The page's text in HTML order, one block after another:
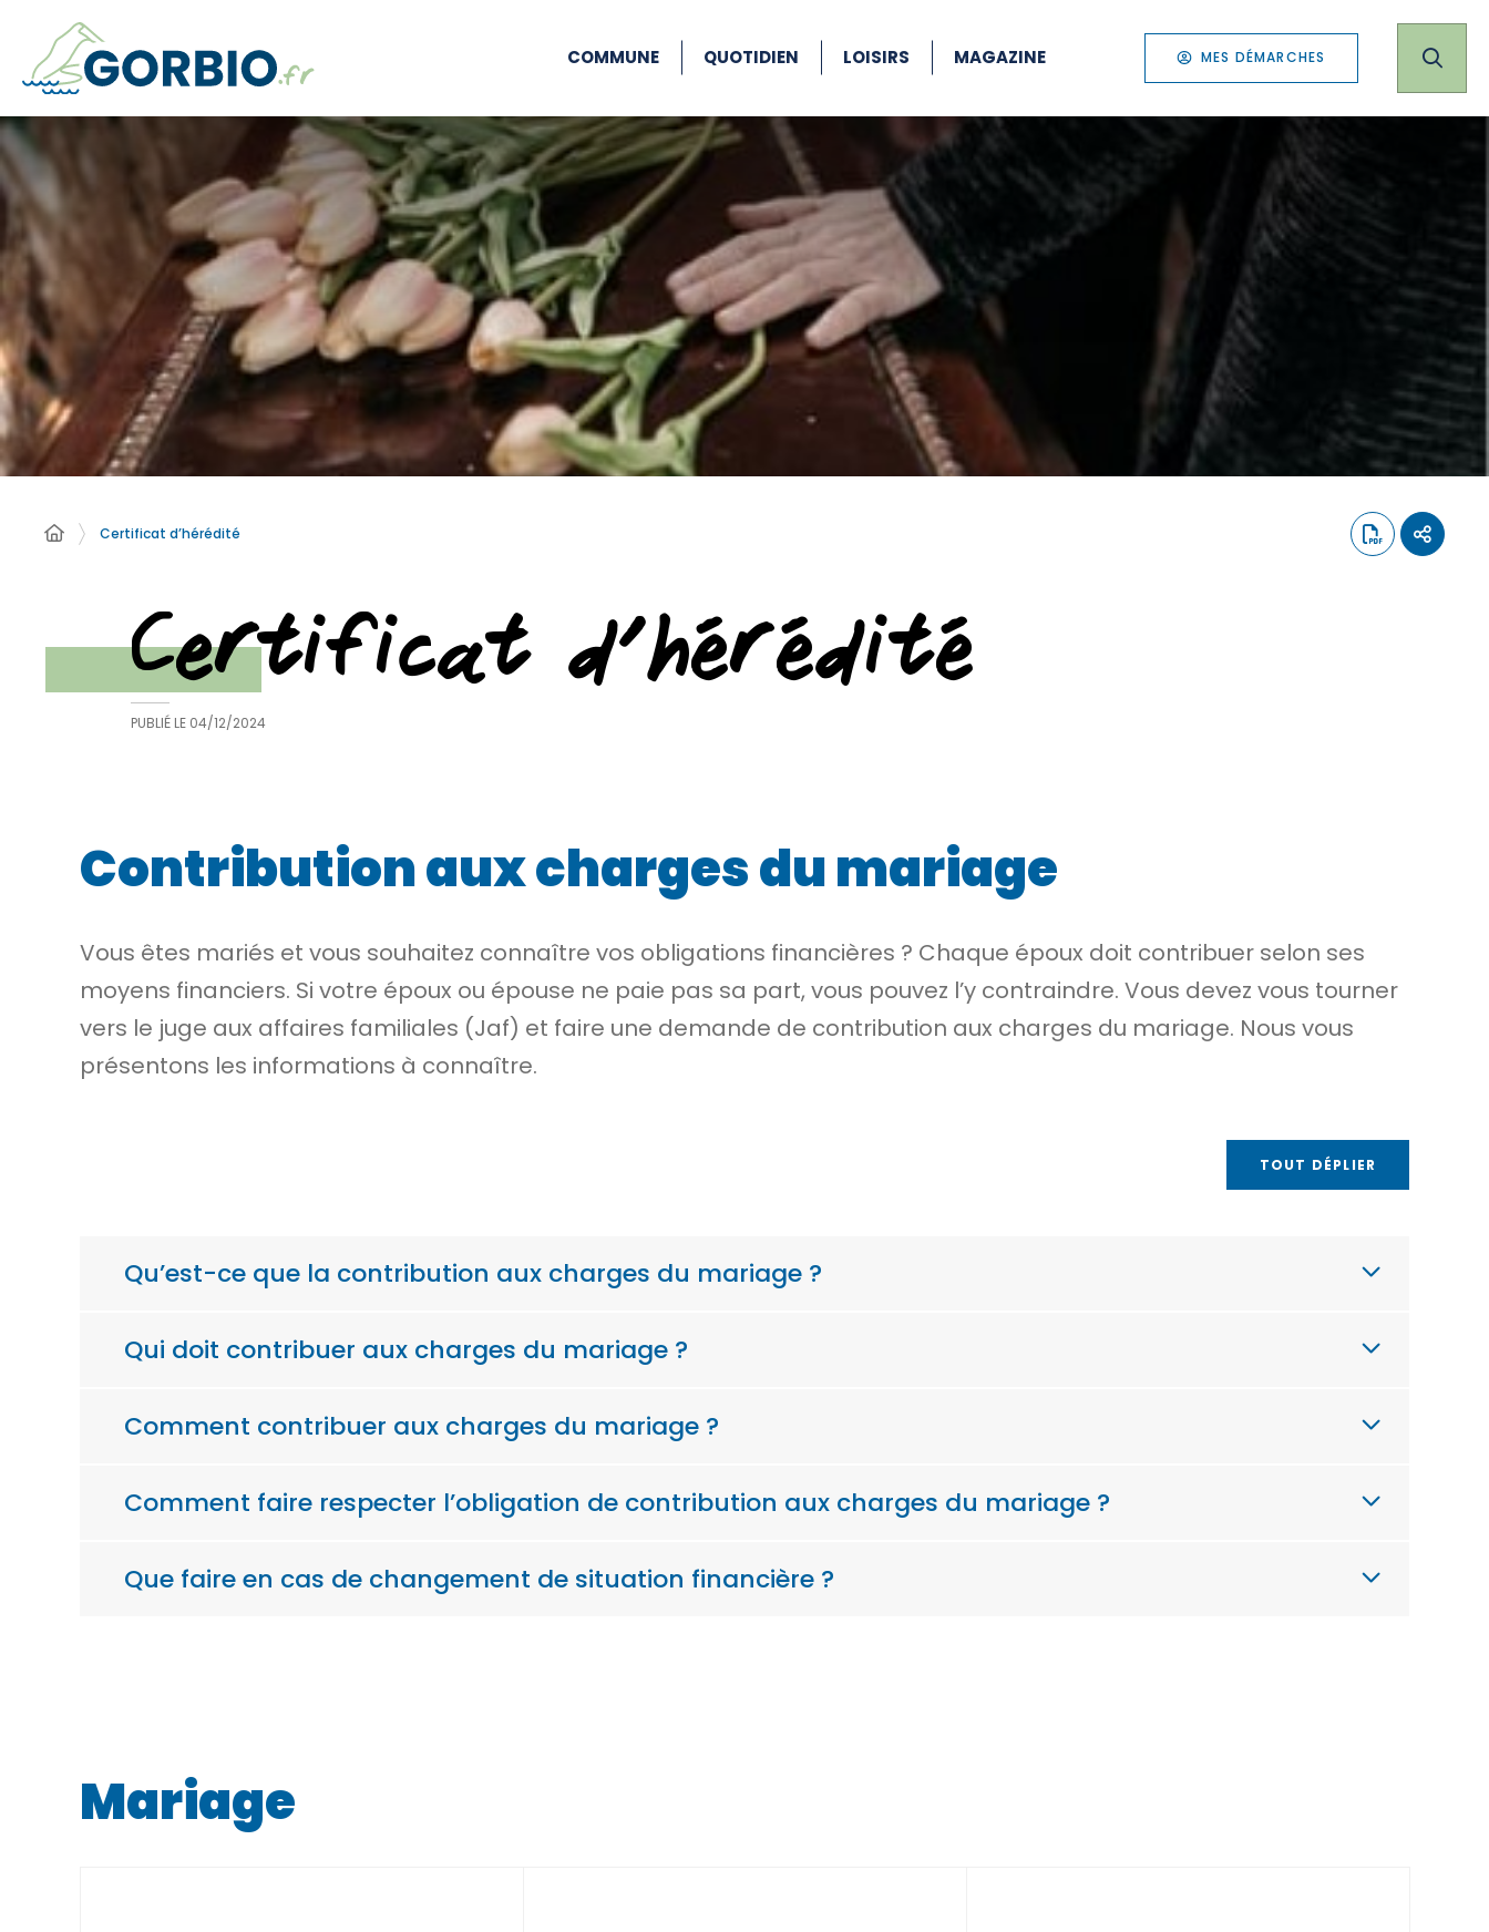
COMMUNE QUOTIDIEN LOISIRS MAGAZINE MES DÉMARCHES
Certificat d’hérédité
Certificat d’hérédité
PUBLIÉ LE 04/12/2024
Contribution aux charges du mariage
Vous êtes mariés et vous souhaitez connaître vos obligations financières ? Chaque époux doit contribuer selon ses
moyens financiers. Si votre époux ou épouse ne paie pas sa part, vous pouvez l’y contraindre. Vous devez vous tourner
vers le juge aux affaires familiales (Jaf) et faire une demande de contribution aux charges du mariage. Nous vous
présentons les informations à connaître.
TOUT DÉPLIER
Qu’est-ce que la contribution aux charges du mariage ?
Qui doit contribuer aux charges du mariage ?
Comment contribuer aux charges du mariage ?
Comment faire respecter l’obligation de contribution aux charges du mariage ?
Que faire en cas de changement de situation financière ?
Mariage